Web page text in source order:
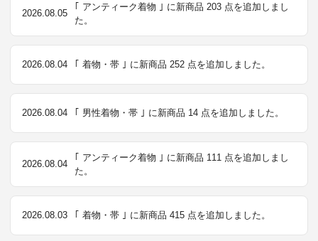
2026.08.05
｢ アンティーク着物 ｣ に新商品 203 点を追加しまし
た。
2026.08.04 ｢ 着物・帯 ｣ に新商品 252 点を追加しました。
2026.08.04 ｢ 男性着物・帯 ｣ に新商品 14 点を追加しました。
2026.08.04
｢ アンティーク着物 ｣ に新商品 111 点を追加しまし
た。
2026.08.03 ｢ 着物・帯 ｣ に新商品 415 点を追加しました。